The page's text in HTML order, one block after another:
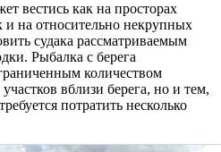
вестись как на просторах
на относительно некрупных
судака рассматриваемым
Рыбалка с берега
количеством
вблизи берега, но и тем,
потратить несколько